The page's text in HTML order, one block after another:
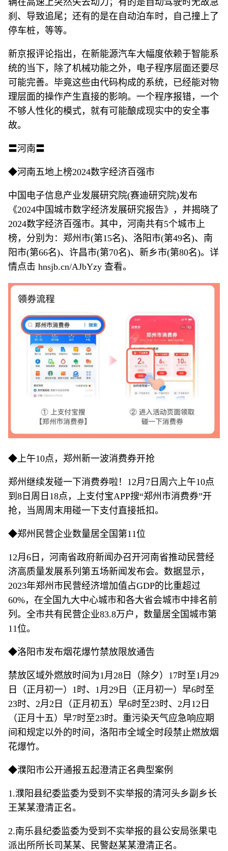
刹、导致追尾；还有的是在自动泊车时，自己撞上了
停车桩，等等。
新京报评论指出，在新能源汽车大幅度依赖于智能系
统的当下，除了机械功能之外，电子程序层面还要尽
可能完善。毕竟这些由代码构成的系统，已经能对物
理层面的操作产生直接的影响。一个程序报错，一个
不够人性化的模式，就有可能酿成现实中的安全事
故。
〓河南〓
◆河南五地上榜2024数字经济百强市
中国电子信息产业发展研究院(赛迪研究院)发布
《2024中国城市数字经济发展研究报告》，并揭晓了
2024数字经济百强市。其中，河南共有5个城市上
榜，分别为：郑州市(第15名)、洛阳市(第49名)、南
阳市(第66名)、许昌市(第70名)、新乡市(第80名)。详
情点击 hnsjb.cn/AJbYzy 查看。
◆上午10点，郑州新一波消费券开抢
郑州继续发碰一下消费券啦！12月7日周六上午10点
到8日周日18点，上支付宝APP搜“郑州市消费券”开
抢，当周周末用碰一下支付直接抵扣。
◆郑州民营企业数量居全国第11位
12月6日，河南省政府新闻办召开河南省推动民营经
济高质量发展系列第五场新闻发布会。数据显示，
2023年郑州市民营经济增加值占GDP的比重超过
60%，在全国九大中心城市和各大省会城市中排名前
列。全市共有民营企业83.8万户，数量居全国城市第
11位。
◆洛阳市发布烟花爆竹禁放限放通告
禁放区域外燃放时间为1月28日（除夕）17时至1月29
日（正月初一）1时、1月29日（正月初一）早6时至
23时、2月2日（正月初五）早6时至23时、2月12日
（正月十五）早7时至23时。重污染天气应急响应期
间和规定以外的时间，洛阳市全域全时段禁止燃放烟
花爆竹。
◆濮阳市公开通报五起澄清正名典型案例
1.濮阳县纪委监委为受到不实举报的清河头乡副乡长
王某某澄清正名。
2.南乐县纪委监委为受到不实举报的县公安局张果屯
派出所所长司某某、民警赵某某澄清正名。